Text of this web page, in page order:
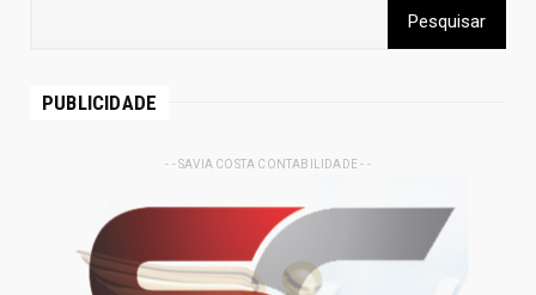
PUBLICIDADE
- - SAVIA COSTA CONTABILIDADE - -